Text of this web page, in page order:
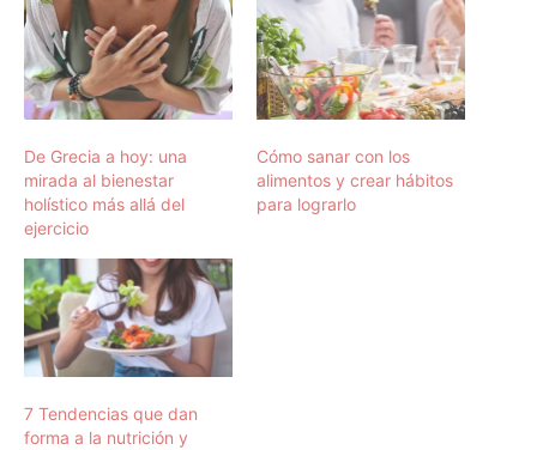
De Grecia a hoy: una
mirada al bienestar
holístico más allá del
ejercicio
Cómo sanar con los
alimentos y crear hábitos
para lograrlo
7 Tendencias que dan
forma a la nutrición y